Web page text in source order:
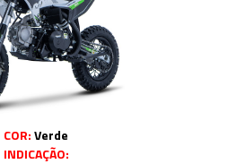
COR:Verde
INDICAÇÃO: